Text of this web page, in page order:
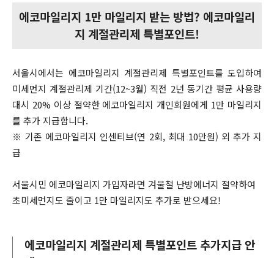
에코마일리지 1만 마일리지 받는 방법? 에코마일리
지 계절관리제 특별포인트!
서울시에서는 에코마일리지 계절관리제 특별포인트를 도입하여
미세먼지 계절관리제 기간(12~3월) 직전 2년 동기간 평균 사용량
대시 20% 이상 절약한 에코마일리지 개인회원에게 1만 마일리지
를 추가 지급합니다.
※ 기존 에코마일리지 인센티브(연 2회, 최대 10만원) 외 추가 지
급
서울시민 에코마일리지 가입자라면 겨울철 난방에너지 절약하여
초미세먼지도 줄이고 1만 마일리지도 추가로 받으세요!
에코마일리지 계절관리제 특별포인트 추가지급 안